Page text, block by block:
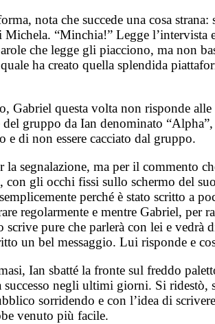
nota che succede una cosa
“Minchia!” Legge
che legge gli piacciono, ma non
ha creato quella splendida
Gabriel questa volta non risponde
gruppo da Ian denominato
di non essere cacciato dal gruppo.
segnalazione, ma per il commento
gli occhi fissi sullo schermo del
perché è stato scritto a
regolarmente e mentre Gabriel, per
pure che parlerà con lei e vedrà
un bel messaggio. Lui risponde e
Ian sbatté la fronte sul freddo
negli ultimi giorni. Si ridestò,
sorridendo e con l’idea di
venuto più facile.